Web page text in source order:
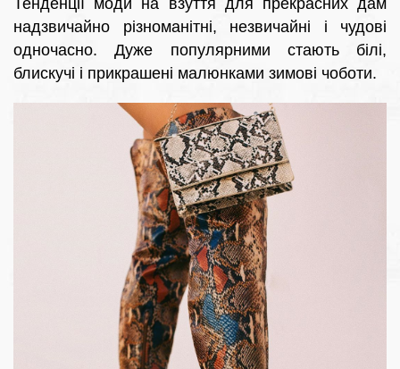
Тенденції моди на взуття для прекрасних дам
надзвичайно різноманітні, незвичайні і чудові
одночасно. Дуже популярними стають білі,
блискучі і прикрашені малюнками зимові чоботи.